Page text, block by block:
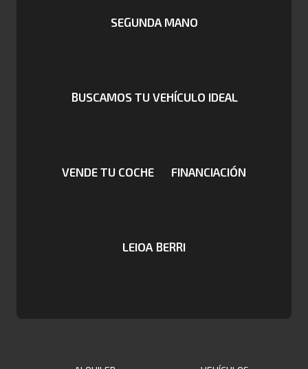
SEGUNDA MANO
BUSCAMOS TU VEHÍCULO IDEAL
VENDE TU COCHE FINANCIACIÓN
LEIOA BERRI